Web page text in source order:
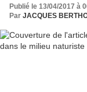
Publié le 13/04/2017 à
Par JACQUES